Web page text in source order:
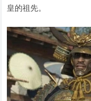
皇的祖先。